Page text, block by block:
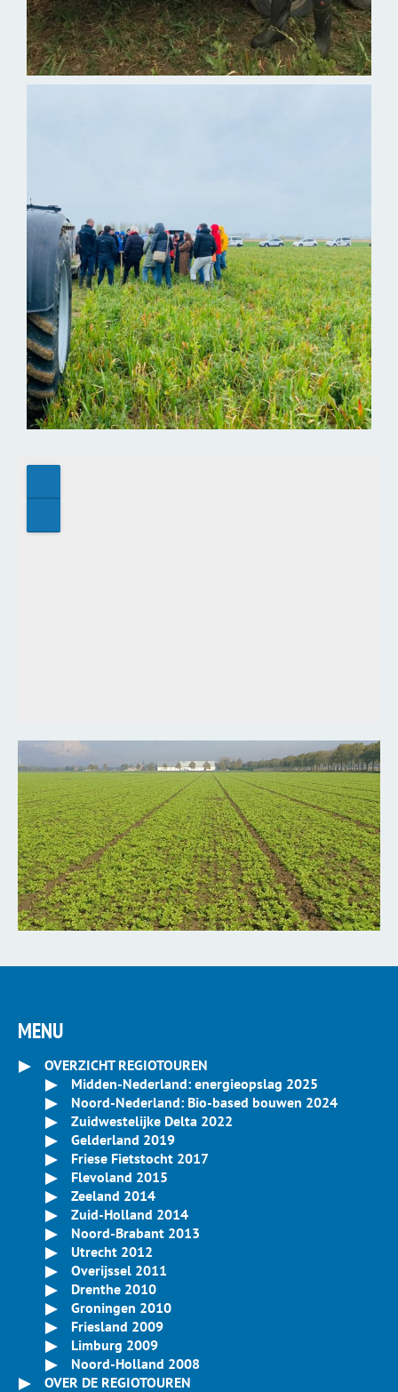
MENU
OVERZICHT REGIOTOUREN
Midden-Nederland: energieopslag 2025
Noord-Nederland: Bio-based bouwen 2024
Zuidwestelijke Delta 2022
Gelderland 2019
Friese Fietstocht 2017
Flevoland 2015
Zeeland 2014
Zuid-Holland 2014
Noord-Brabant 2013
Utrecht 2012
Overijssel 2011
Drenthe 2010
Groningen 2010
Friesland 2009
Limburg 2009
Noord-Holland 2008
OVER DE REGIOTOUREN